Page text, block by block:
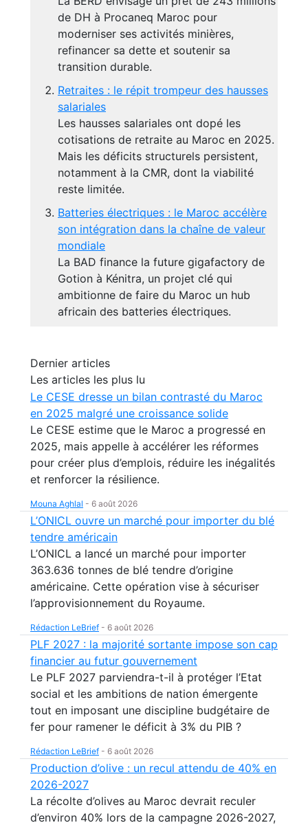
de DH à Procaneq Maroc pour
moderniser ses activités minières,
refinancer sa dette et soutenir sa
transition durable.
Retraites : le répit trompeur des hausses
salariales
Les hausses salariales ont dopé les
cotisations de retraite au Maroc en 2025.
Mais les déficits structurels persistent,
notamment à la CMR, dont la viabilité
reste limitée.
Batteries électriques : le Maroc accélère
son intégration dans la chaîne de valeur
mondiale
La BAD finance la future gigafactory de
Gotion à Kénitra, un projet clé qui
ambitionne de faire du Maroc un hub
africain des batteries électriques.
Dernier articles
Les articles les plus lu
Le CESE dresse un bilan contrasté du Maroc
en 2025 malgré une croissance solide
Le CESE estime que le Maroc a progressé en
2025, mais appelle à accélérer les réformes
pour créer plus d’emplois, réduire les inégalités
et renforcer la résilience.
Mouna Aghlal - 6 août 2026
L’ONICL ouvre un marché pour importer du blé
tendre américain
L’ONICL a lancé un marché pour importer
363.636 tonnes de blé tendre d’origine
américaine. Cette opération vise à sécuriser
l’approvisionnement du Royaume.
Rédaction LeBrief - 6 août 2026
PLF 2027 : la majorité sortante impose son cap
financier au futur gouvernement
Le PLF 2027 parviendra-t-il à protéger l’Etat
social et les ambitions de nation émergente
tout en imposant une discipline budgétaire de
fer pour ramener le déficit à 3% du PIB ?
Rédaction LeBrief - 6 août 2026
Production d’olive : un recul attendu de 40% en
2026-2027
La récolte d’olives au Maroc devrait reculer
d’environ 40% lors de la campagne 2026-2027,